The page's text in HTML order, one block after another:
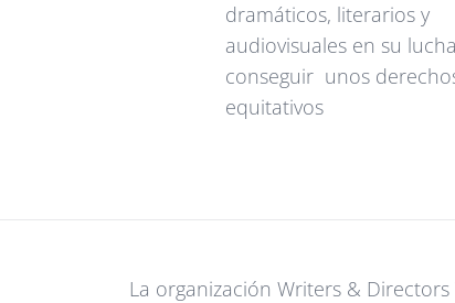
dramáticos, literarios y
audiovisuales en su
conseguir unos
equitativos
La organización Writers &